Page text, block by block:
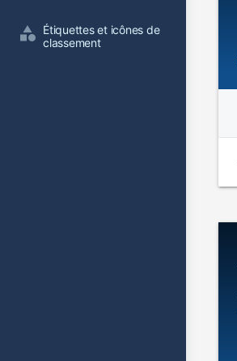
Étiquettes et icônes de
classement